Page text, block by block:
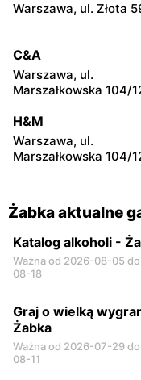
Żabka
4
Żabka
Żabka
Warszawa, ul. Prosta
Warszawa, ul. Złota
C&A
Warszawa, ul.
Marszałkowska 104/
H&M
Warszawa, ul.
Marszałkowska 104/
Żabka aktualne
Katalog alkoholi -
Ważna od 2026-08-05
08-18
Graj o wielką
Żabka
Ważna od 2026-07-29
08-11